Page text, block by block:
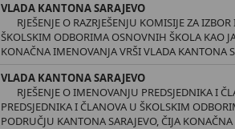
VLADA KANTONA SARAJEVO
RJEŠENJE O RAZRJEŠENJU KOMISIJE ZA
ŠKOLSKIM ODBORIMA OSNOVNIH ŠKOLA KAO
KONAČNA IMENOVANJA VRŠI VLADA KANTONA
VLADA KANTONA SARAJEVO
RJEŠENJE O IMENOVANJU PREDSJEDNIKA I
PREDSJEDNIKA I ČLANOVA U ŠKOLSKIM
PODRUČJU KANTONA SARAJEVO, ČIJA